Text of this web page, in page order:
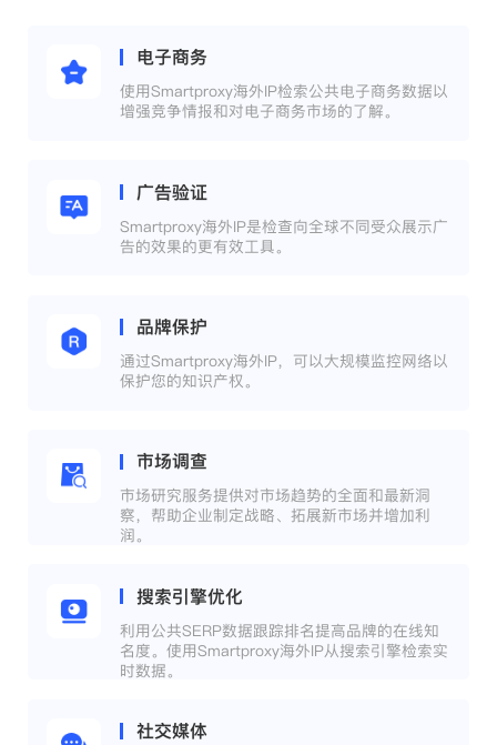
电子商务
使用Smartproxy海外IP检索公共电子商务数据以
增强竞争情报和对电子商务市场的了解。
广告验证
Smartproxy海外IP是检查向全球不同受众展示广
告的效果的更有效工具。
品牌保护
通过Smartproxy海外IP，可以大规模监控网络以
保护您的知识产权。
市场调查
市场研究服务提供对市场趋势的全面和最新洞
察，帮助企业制定战略、拓展新市场并增加利
润。
搜索引擎优化
利用公共SERP数据跟踪排名提高品牌的在线知
名度。使用Smartproxy海外IP从搜索引擎检索实
时数据。
社交媒体